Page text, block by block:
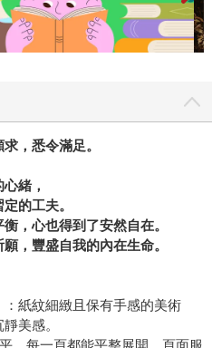
，悉令滿足。
緒，
的工夫。
，心也得到了安然自在。
，豐盛自我的內在生命。
紙紋細緻且保有手感的美術
美感。
，每一頁都能平整展開，頁面服